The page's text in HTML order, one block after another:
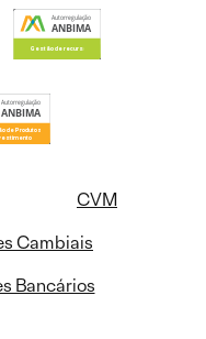
CVM
Cambiais
Bancários